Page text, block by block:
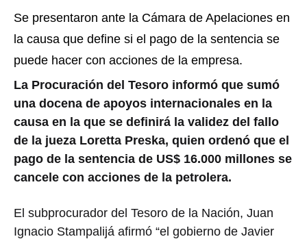
Se presentaron ante la Cámara de Apelaciones en
la causa que define si el pago de la sentencia se
puede hacer con acciones de la empresa.
La Procuración del Tesoro informó que sumó
una docena de apoyos internacionales en la
causa en la que se definirá la validez del fallo
de la jueza Loretta Preska, quien ordenó que el
pago de la sentencia de US$ 16.000 millones se
cancele con acciones de la petrolera.
El subprocurador del Tesoro de la Nación, Juan
Ignacio Stampalijá afirmó “el gobierno de Javier